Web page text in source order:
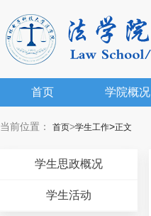
首页 学院概况
当前位置： 首页>学生工作>正文
学生思政概况
学生活动